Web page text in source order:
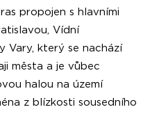
propojen s hlavními
Vídní
Vary, který se nachází
města a je vůbec
halou na území
z blízkosti sousedního